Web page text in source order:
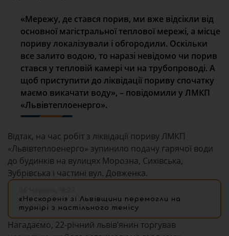
«Мережу, де стався порив, ми вже відсікли від
основної магістральної теплової мережі, а місце
пориву локалізували і обгородили. Оскільки
все залито водою, то наразі невідомо чи порив
стався у тепловій камері чи на трубопроводі. А
щоб приступити до ліквідації пориву спочатку
маємо викачати воду», – повідомили у ЛМКП
«Львівтеплоенерго».
Відтак, на час робіт з ліквідації пориву ЛМКП
«Львівтеплоенерго» зупинило подачу гарячої води
до будинків на вулицях Морозна, Сихівська,
Зубрівська і частині вул. Довженка.
«Нескорені» зі Львівщини перемогли на
турнірі з настільного тенісу
Нагадаємо, 22-річний львівʼянин торгував